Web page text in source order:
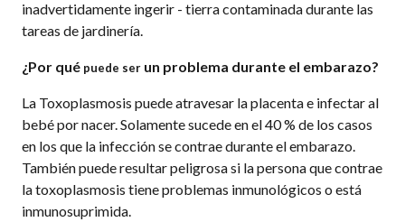
inadvertidamente ingerir - tierra contaminada durante las
tareas de jardinerí­a.
¿Por qué puede ser un problema durante el embarazo?
La Toxoplasmosis puede atravesar la placenta e infectar al
bebé por nacer. Solamente sucede en el 40 % de los casos
en los que la infección se contrae durante el embarazo.
También puede resultar peligrosa si la persona que contrae
la toxoplasmosis tiene problemas inmunológicos o está
inmunosuprimida.